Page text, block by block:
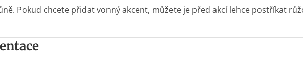
Pokud chcete přidat vonný akcent, můžete je před akcí lehce postříkat